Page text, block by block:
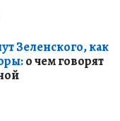
Зеленского, как
о чем говорят